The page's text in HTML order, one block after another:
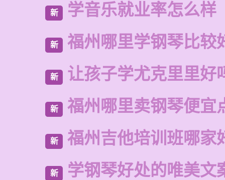
新 学音乐就业率怎么样
新 福州哪里学钢琴比较
新 让孩子学尤克里里好
新 福州哪里卖钢琴便宜
新 福州吉他培训班哪家
新 学钢琴好处的唯美文